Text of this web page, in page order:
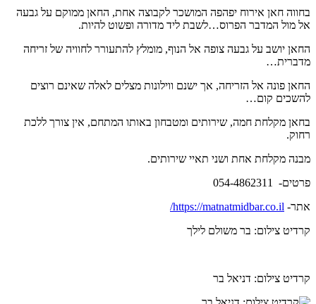
בחווה חאן אירוח יפהפה המושכר לקבוצה אחת, החאן ממוקם על גבעה
אל מול המדבר הפרוס…לשבת ליד מדורה ופשוט להיות.
החאן יושב על גבעה צופה אל הנוף, מומלץ להתעורר לחוויה של זריחה
מדברית…
החאן פונה אל הזריחה, אך ישנם ווילונות מצלים לאלה שאינם רוצים
להשכים קום…
בחאן מקלחת חמה, שירותים ומטבחון באותו המתחם, אין צורך ללכת
רחוק.
מבנה מקלחת אחת ושני תאיי שירותים.
פרטים- 054-4862311
אתר- https://matnatmidbar.co.il/
קרדיט צילום: בר משולם לילך
קרדיט צילום: דניאל בר